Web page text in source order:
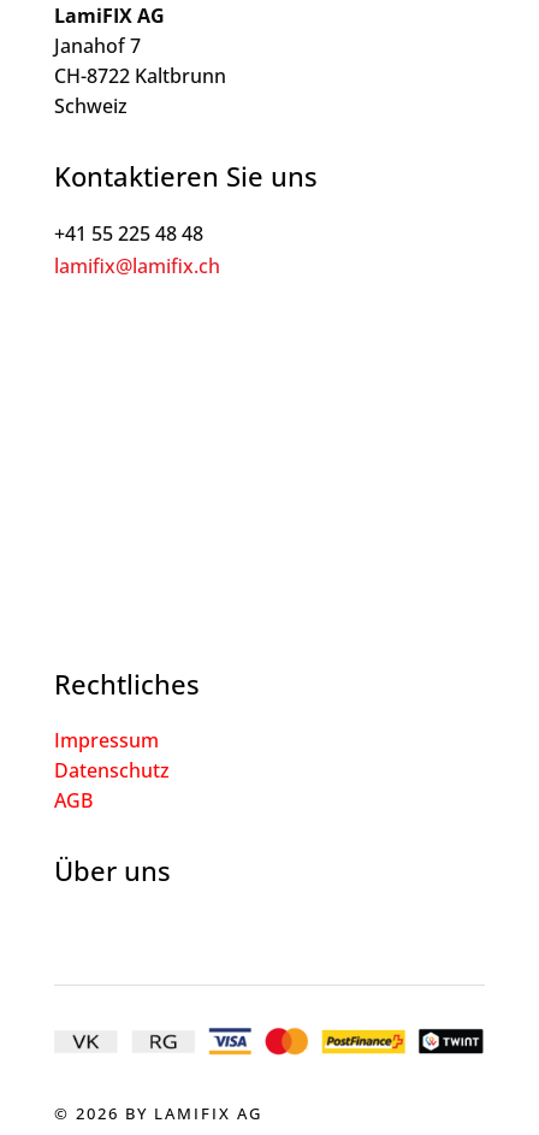
LamiFIX AG
Janahof 7
CH-8722 Kaltbrunn
Schweiz
Kontaktieren Sie uns
+41 55 225 48 48
lamifix@lamifix.ch
Rechtliches
Impressum
Datenschutz
AGB
Über uns
© 2026 BY LAMIFIX AG